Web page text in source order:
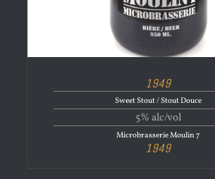
1949
Sweet Stout / Stout Douce
5% alc/vol
Microbrasserie Moulin 7
1949